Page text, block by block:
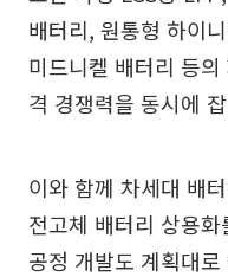
배터리, 원통형 하이
미드니켈 배터리 등
격 경쟁력을 동시에
이와 함께 차세대 배
전고체 배터리 상용
공정 개발도 계획대